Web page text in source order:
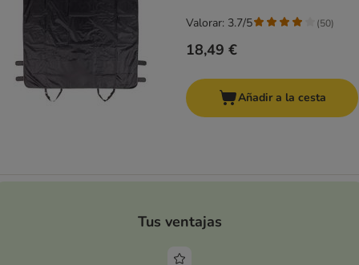
18,49 €
Valorar: 3.7/5 (50)
Añadir a la cesta
Tus ventajas